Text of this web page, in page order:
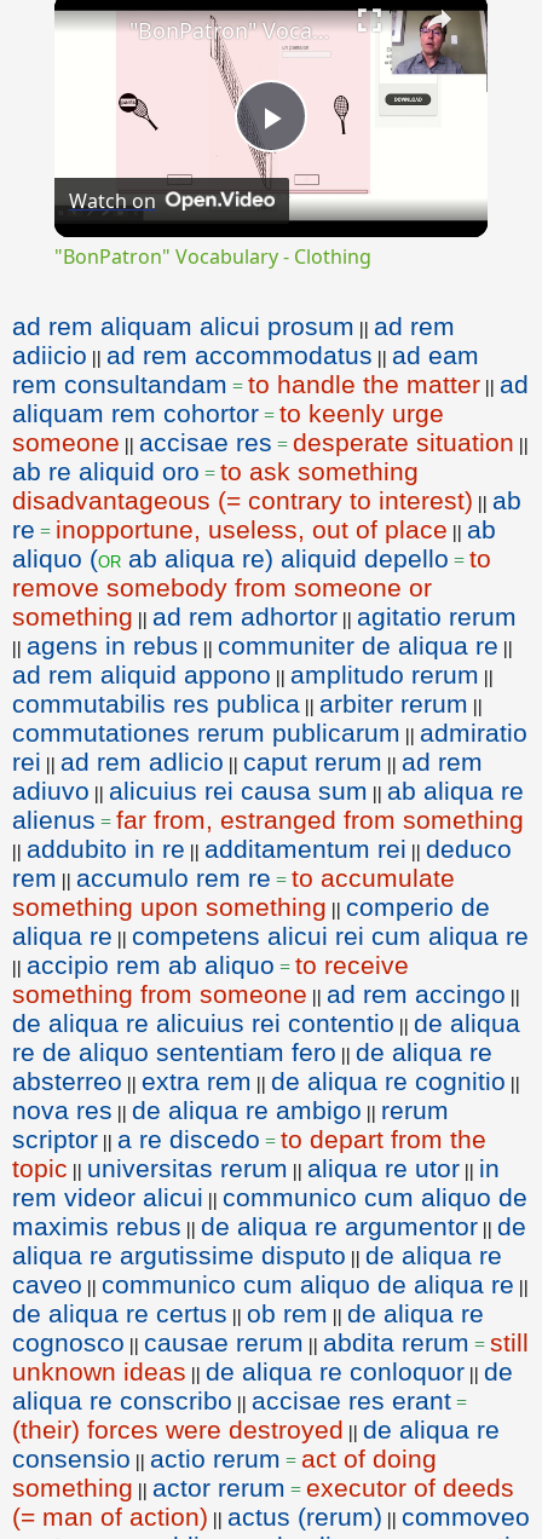
Play
Video
"BonPatron" Vocabulary - Clothing
Watch on
"BonPatron" Vocabulary - Clothing
ad rem aliquam alicui prosum || ad rem
adiicio || ad rem accommodatus || ad eam
rem consultandam = to handle the matter || ad
aliquam rem cohortor = to keenly urge
someone || accisae res = desperate situation ||
ab re aliquid oro = to ask something
disadvantageous (= contrary to interest) || ab
re = inopportune, useless, out of place || ab
aliquo (or ab aliqua re) aliquid depello = to
remove somebody from someone or
something || ad rem adhortor || agitatio rerum
|| agens in rebus || communiter de aliqua re ||
ad rem aliquid appono || amplitudo rerum ||
commutabilis res publica || arbiter rerum ||
commutationes rerum publicarum || admiratio
rei || ad rem adlicio || caput rerum || ad rem
adiuvo || alicuius rei causa sum || ab aliqua re
alienus = far from, estranged from something
|| addubito in re || additamentum rei || deduco
rem || accumulo rem re = to accumulate
something upon something || comperio de
aliqua re || competens alicui rei cum aliqua re
|| accipio rem ab aliquo = to receive
something from someone || ad rem accingo ||
de aliqua re alicuius rei contentio || de aliqua
re de aliquo sententiam fero || de aliqua re
absterreo || extra rem || de aliqua re cognitio ||
nova res || de aliqua re ambigo || rerum
scriptor || a re discedo = to depart from the
topic || universitas rerum || aliqua re utor || in
rem videor alicui || communico cum aliquo de
maximis rebus || de aliqua re argumentor || de
aliqua re argutissime disputo || de aliqua re
caveo || communico cum aliquo de aliqua re ||
de aliqua re certus || ob rem || de aliqua re
cognosco || causae rerum || abdita rerum = still
unknown ideas || de aliqua re conloquor || de
aliqua re conscribo || accisae res erant =
(their) forces were destroyed || de aliqua re
consensio || actio rerum = act of doing
something || actor rerum = executor of deeds
(= man of action) || actus (rerum) || commoveo